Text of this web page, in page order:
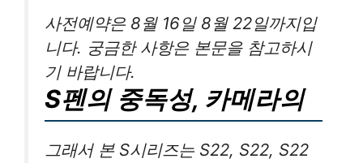
사전예약은 8월 16일 8월 22일까지입
니다. 궁금한 사항은 본문을 참고하시
기 바랍니다.
S펜의 중독성, 카메라의
그래서 본 S시리즈는 S22, S22, S22